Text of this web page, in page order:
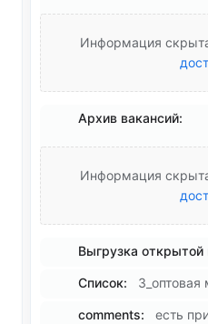
Информация
Архив вакансий:
Информация
Выгрузка
Список:
comments:
есть